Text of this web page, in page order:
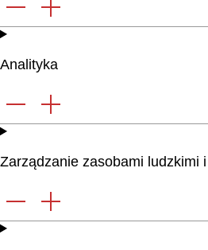
Analityka
Zarządzanie zasobami ludzkimi